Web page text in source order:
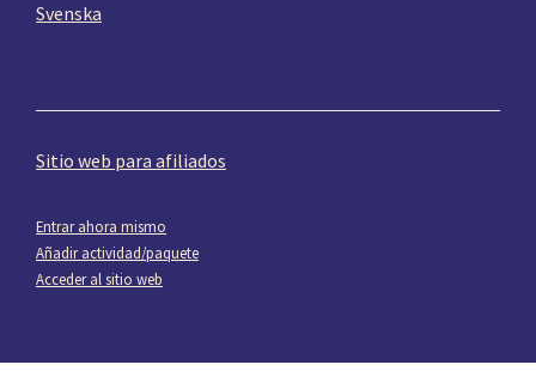
Svenska
Sitio web para afiliados
Entrar ahora mismo
Añadir actividad/paquete
Acceder al sitio web